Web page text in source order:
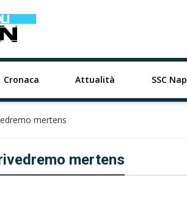
Cronaca Attualità SSC
mertens
mertens